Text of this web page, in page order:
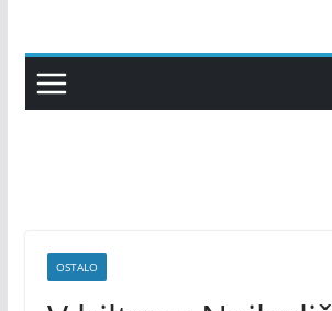
content
OSTALO